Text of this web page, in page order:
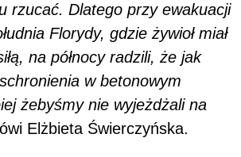
rzucać. Dlatego przy ewakuacji
Florydy, gdzie żywioł miał
na północy radzili, że jak
w betonowym
żebyśmy nie wyjeżdżali na
Elżbieta Świerczyńska.